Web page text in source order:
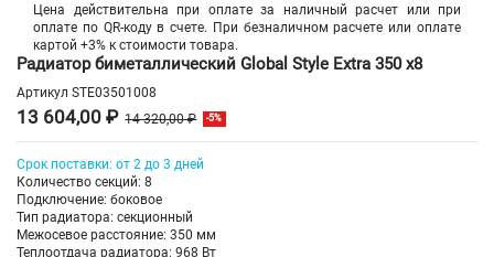
Цена действительна при оплате за наличный расчет или при
оплате по QR-коду в счете. При безналичном расчете или оплате
картой +3% к стоимости товара.
Радиатор биметаллический Global Style Extra 350 х8
Артикул STE03501008
13 604,00 ₽ 14 320,00 ₽ -5%
Срок поставки: от 2 до 3 дней
Количество секций: 8
Подключение: боковое
Тип радиатора: секционный
Межосевое расстояние: 350 мм
Теплоотдача радиатора: 968 Вт